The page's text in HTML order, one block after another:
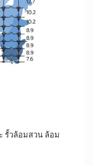
รั้วล้อมสวน ล้อม